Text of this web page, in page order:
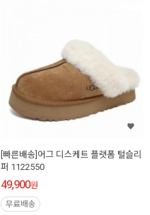
[빠른배송]어그 디스케트 플랫폼 털슬리
퍼 1122550
49,900원
무료배송